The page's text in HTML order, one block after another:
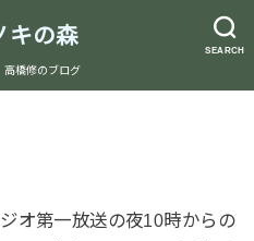
SEARCH
キの森
橋修のブログ
オ第一放送の夜10時からの